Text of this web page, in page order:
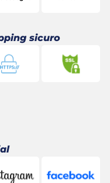
sicuro